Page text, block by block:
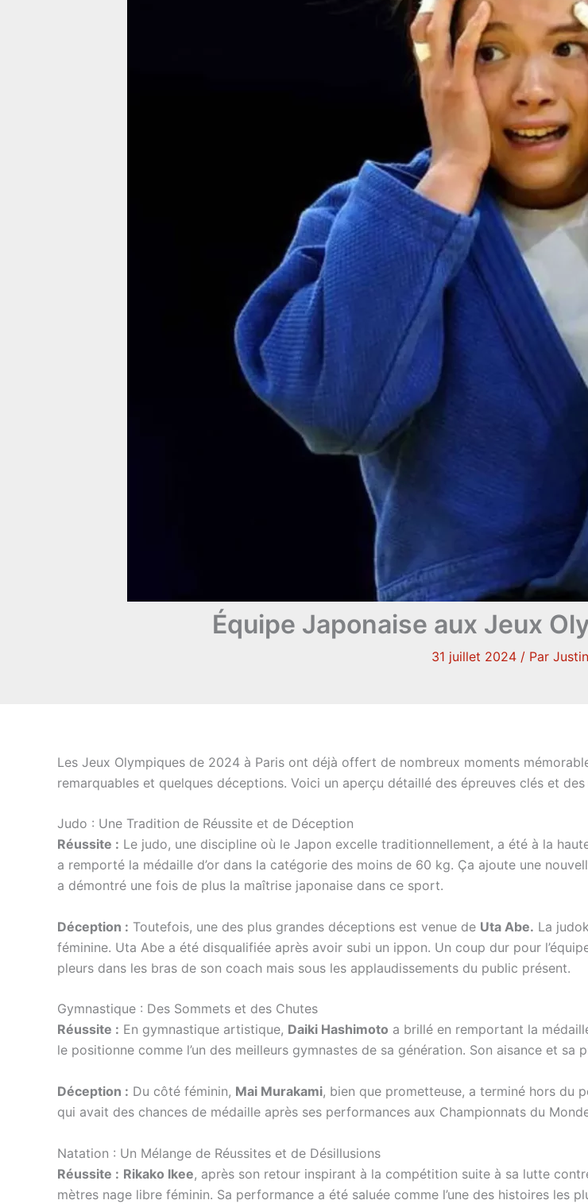
Équipe Japonaise aux Jeux
31 juillet 2024 / Par
Les Jeux Olympiques de 2024 à Paris ont déjà offert de nombreux moments
remarquables et quelques déceptions. Voici un aperçu détaillé des épreuves clés et
Judo : Une Tradition de Réussite et de Déception
Réussite : Le judo, une discipline où le Japon excelle traditionnellement, a été à la
a remporté la médaille d’or dans la catégorie des moins de 60 kg. Ça ajoute une
a démontré une fois de plus la maîtrise japonaise dans ce sport.
Déception : Toutefois, une des plus grandes déceptions est venue de Uta Abe. La
féminine. Uta Abe a été disqualifiée après avoir subi un ippon. Un coup dur pour
pleurs dans les bras de son coach mais sous les applaudissements du public présent.
Gymnastique : Des Sommets et des Chutes
Réussite : En gymnastique artistique, Daiki Hashimoto a brillé en remportant la
le positionne comme l’un des meilleurs gymnastes de sa génération. Son aisance et
Déception : Du côté féminin, Mai Murakami, bien que prometteuse, a terminé hors du
qui avait des chances de médaille après ses performances aux Championnats du
Natation : Un Mélange de Réussites et de Désillusions
Réussite : Rikako Ikee, après son retour inspirant à la compétition suite à sa lutte
mètres nage libre féminin. Sa performance a été saluée comme l’une des histoires les